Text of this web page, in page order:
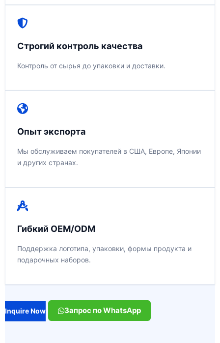
Строгий контроль качества
Контроль от сырья до упаковки и доставки.
Опыт экспорта
Мы обслуживаем покупателей в США, Европе, Японии
и других странах.
Гибкий OEM/ODM
Поддержка логотипа, упаковки, формы продукта и
подарочных наборов.
Inquire Now Запрос по WhatsApp